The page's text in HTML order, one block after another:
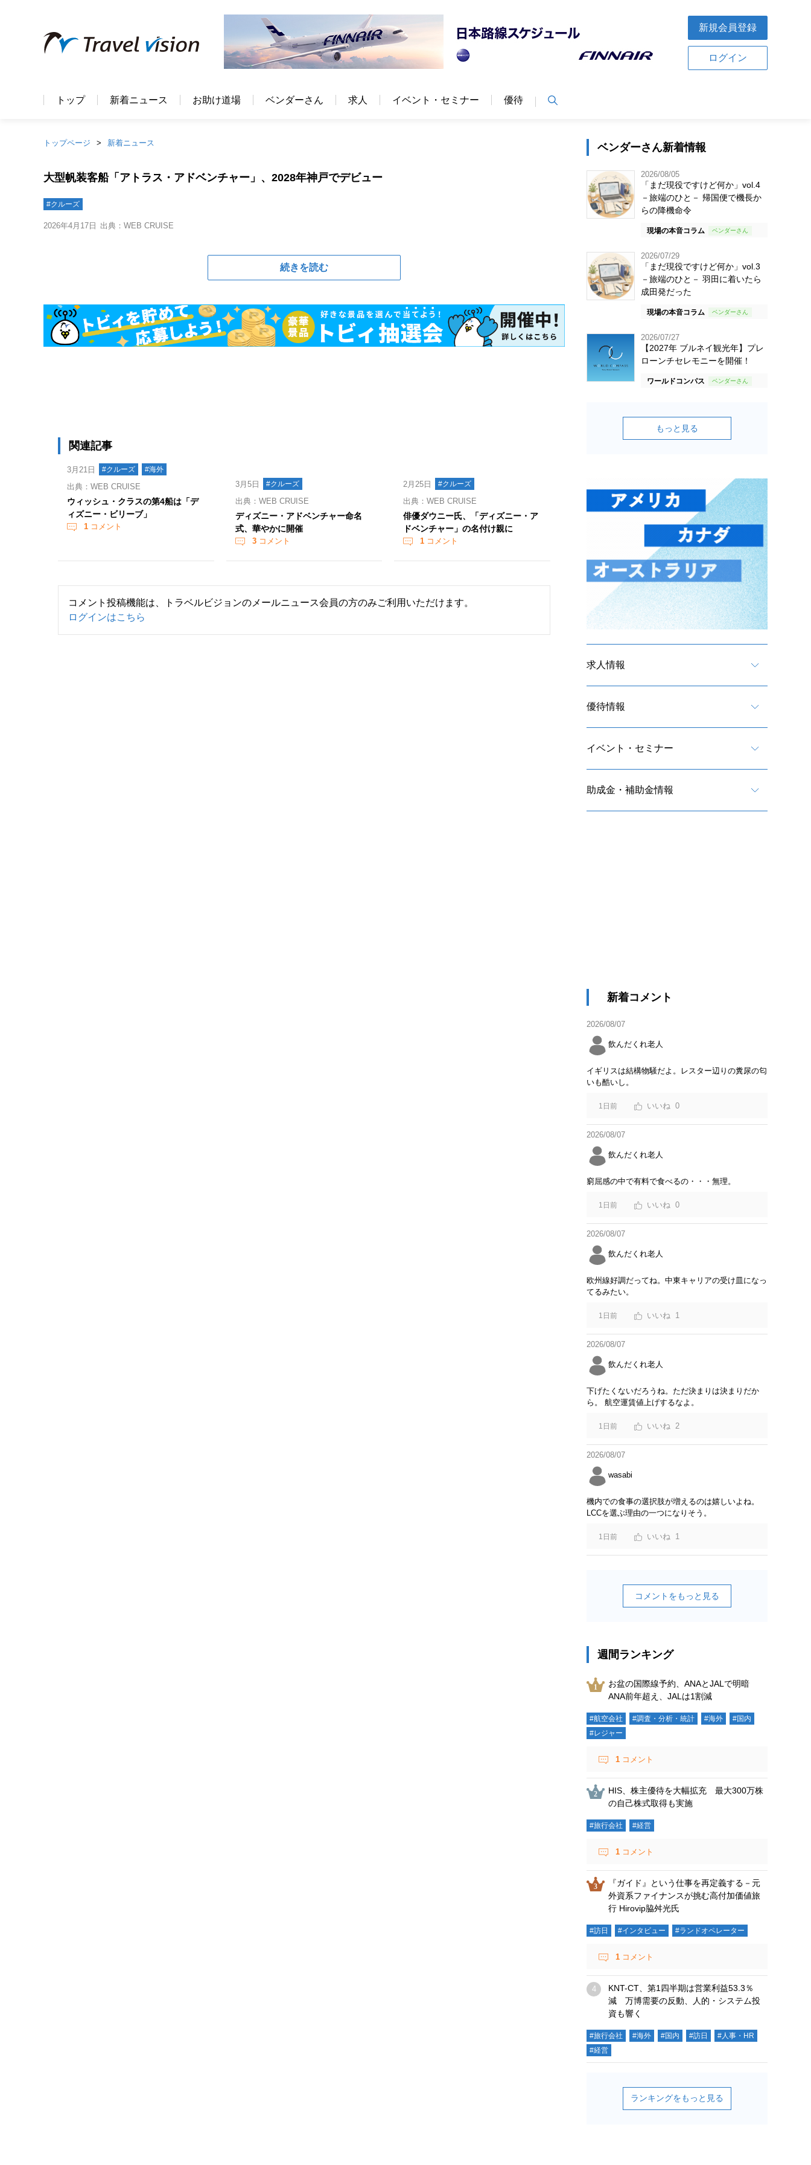
新規会員登録
ログイン
トップ 新着ニュース お助け道場 ベンダーさん 求人 イベント・セミナー 優待
トップページ 新着ニュース
大型帆装客船「アトラス・アドベンチャー」、2028年神戸でデビュー
#クルーズ
2026年4月17日 出典：WEB CRUISE
続きを読む
関連記事
3月21日 #クルーズ #海外
出典：WEB CRUISE
ウィッシュ・クラスの第4船は「デ
ィズニー・ビリーブ」
1 コメント
3月5日 #クルーズ
出典：WEB CRUISE
ディズニー・アドベンチャー命名
式、華やかに開催
3コメント
2月25日 #クルーズ
出典：WEB CRUISE
俳優ダウニー氏、「ディズニー・ア
ドベンチャー」の名付け親に
1 コメント
コメント投稿機能は、トラベルビジョンのメールニュース会員の方のみご利用いただけます。
ログインはこちら
ベンダーさん新着情報
2026/08/05
「まだ現役ですけど何か」vol.4
－旅端のひと－ 帰国便で機長か
らの降機命令
現場の本音コラム
2026/07/29
「まだ現役ですけど何か」vol.3
－旅端のひと－ 羽田に着いたら
成田発だった
現場の本音コラム
2026/07/27
【2027年 ブルネイ観光年】プレ
ローンチセレモニーを開催！
ワールドコンパス
もっと見る
求人情報
優待情報
イベント・セミナー
助成金・補助金情報
新着コメント
2026/08/07
飲んだくれ老人
イギリスは結構物騒だよ。レスター辺りの糞尿の匂
いも酷いし。
1日前 0
2026/08/07
飲んだくれ老人
窮屈感の中で有料で食べるの・・・無理。
1日前 0
2026/08/07
飲んだくれ老人
欧州線好調だってね。中東キャリアの受け皿になっ
てるみたい。
1日前 1
2026/08/07
飲んだくれ老人
下げたくないだろうね。ただ決まりは決まりだか
ら。 航空運賃値上げするなよ。
1日前 2
2026/08/07
wasabi
機内での食事の選択肢が増えるのは嬉しいよね。
LCCを選ぶ理由の一つになりそう。
1日前 1
コメントをもっと見る
週間ランキング
お盆の国際線予約、ANAとJALで明暗
ANA前年超え、JALは1割減
#航空会社 #調査・分析・統計 #海外
#国内
#レジャー
1 コメント
HIS、株主優待を大幅拡充 最大300万株
の自己株式取得も実施
#旅行会社 #経営
1 コメント
『ガイド』という仕事を再定義する－元
外資系ファイナンスが挑む高付加価値旅
行 Hirovip脇舛光氏
#訪日 #インタビュー #ランドオペレーター
1 コメント
KNT-CT、第1四半期は営業利益53.3％
減 万博需要の反動、人的・システム投
資も響く
#旅行会社 #海外 #国内 #訪日
#人事・HR
#経営